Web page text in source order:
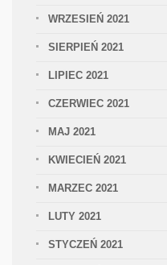
WRZESIEŃ 2021
SIERPIEŃ 2021
LIPIEC 2021
CZERWIEC 2021
MAJ 2021
KWIECIEŃ 2021
MARZEC 2021
LUTY 2021
STYCZEŃ 2021